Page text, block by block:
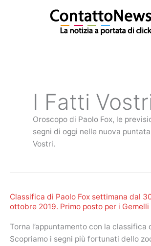
I Fatti
Oroscopo di Paolo Fox, le
segni di oggi nelle nuova
Vostri.
Classifica di Paolo Fox settimana dal
ottobre 2019. Primo posto per i Gemelli
Torna l’appuntamento con la classifica
Scopriamo i segni più fortunati dello